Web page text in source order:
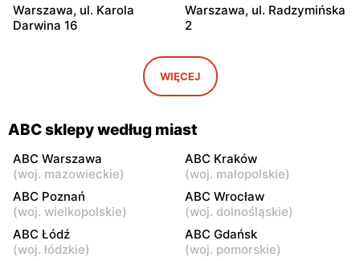
Warszawa, ul. Karola
Darwina 16
Warszawa, ul. Radzymińska
2
ABC
Warszawa, ul. Białostocka
9
ABC
Warszawa, ul. Grochowska
321
ABC
ABC
Warszawa, ul. Kowieńska
20
ABC
Warszawa, ul. Chełmska 9
ABC ABC
WIĘCEJ
ABC sklepy według miast
ABC Warszawa
(woj. mazowieckie)
ABC Kraków
(woj. małopolskie)
ABC Poznań
(woj. wielkopolskie)
ABC Wrocław
(woj. dolnośląskie)
ABC Łódź
(woj. łódzkie)
ABC Gdańsk
(woj. pomorskie)